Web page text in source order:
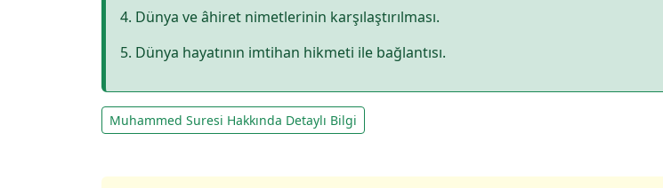
4. Dünya ve âhiret nimetlerinin karşılaştırılması.
5. Dünya hayatının imtihan hikmeti ile bağlantısı.
Muhammed Suresi Hakkında Detaylı Bilgi